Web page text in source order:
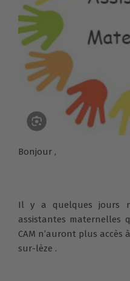
Bonjour ,
Il y a quelques jours
assistantes maternelles
CAM n’auront plus
sur-lèze .